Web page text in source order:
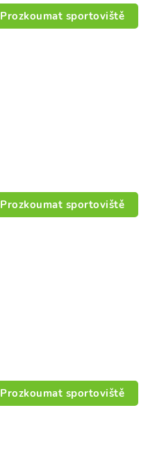
Prozkoumat sportoviště
Prozkoumat sportoviště
Prozkoumat sportoviště